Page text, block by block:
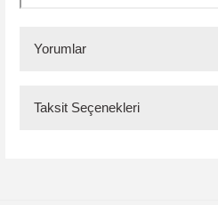
Yorumlar
Taksit Seçenekleri